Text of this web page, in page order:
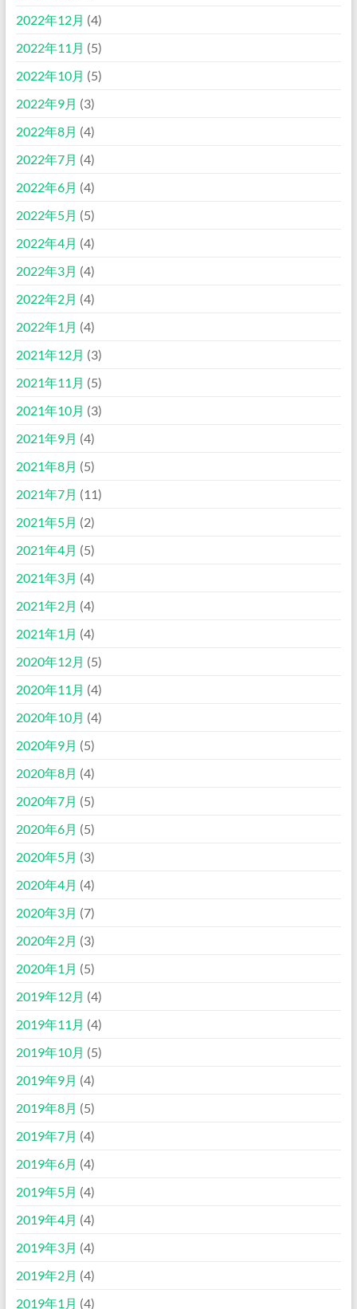
2022年12月 (4)
2022年11月 (5)
2022年10月 (5)
2022年9月 (3)
2022年8月 (4)
2022年7月 (4)
2022年6月 (4)
2022年5月 (5)
2022年4月 (4)
2022年3月 (4)
2022年2月 (4)
2022年1月 (4)
2021年12月 (3)
2021年11月 (5)
2021年10月 (3)
2021年9月 (4)
2021年8月 (5)
2021年7月 (11)
2021年5月 (2)
2021年4月 (5)
2021年3月 (4)
2021年2月 (4)
2021年1月 (4)
2020年12月 (5)
2020年11月 (4)
2020年10月 (4)
2020年9月 (5)
2020年8月 (4)
2020年7月 (5)
2020年6月 (5)
2020年5月 (3)
2020年4月 (4)
2020年3月 (7)
2020年2月 (3)
2020年1月 (5)
2019年12月 (4)
2019年11月 (4)
2019年10月 (5)
2019年9月 (4)
2019年8月 (5)
2019年7月 (4)
2019年6月 (4)
2019年5月 (4)
2019年4月 (4)
2019年3月 (4)
2019年2月 (4)
2019年1月 (4)